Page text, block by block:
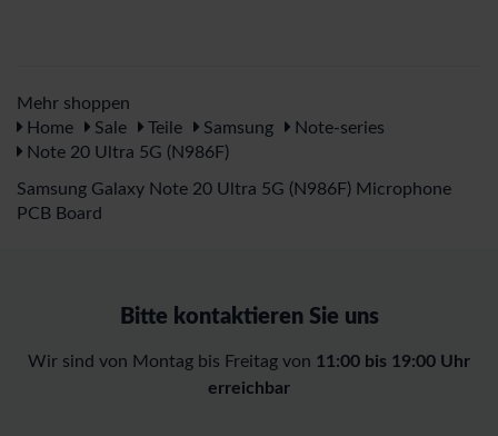
Mehr shoppen
Home
Sale Teile Samsung
Note-series
Note 20 Ultra 5G (N986F)
Samsung Galaxy Note 20 Ultra 5G (N986F) Microphone
PCB Board
Bitte kontaktieren Sie uns
Wir sind von Montag bis Freitag von 11:00 bis 19:00 Uhr
erreichbar